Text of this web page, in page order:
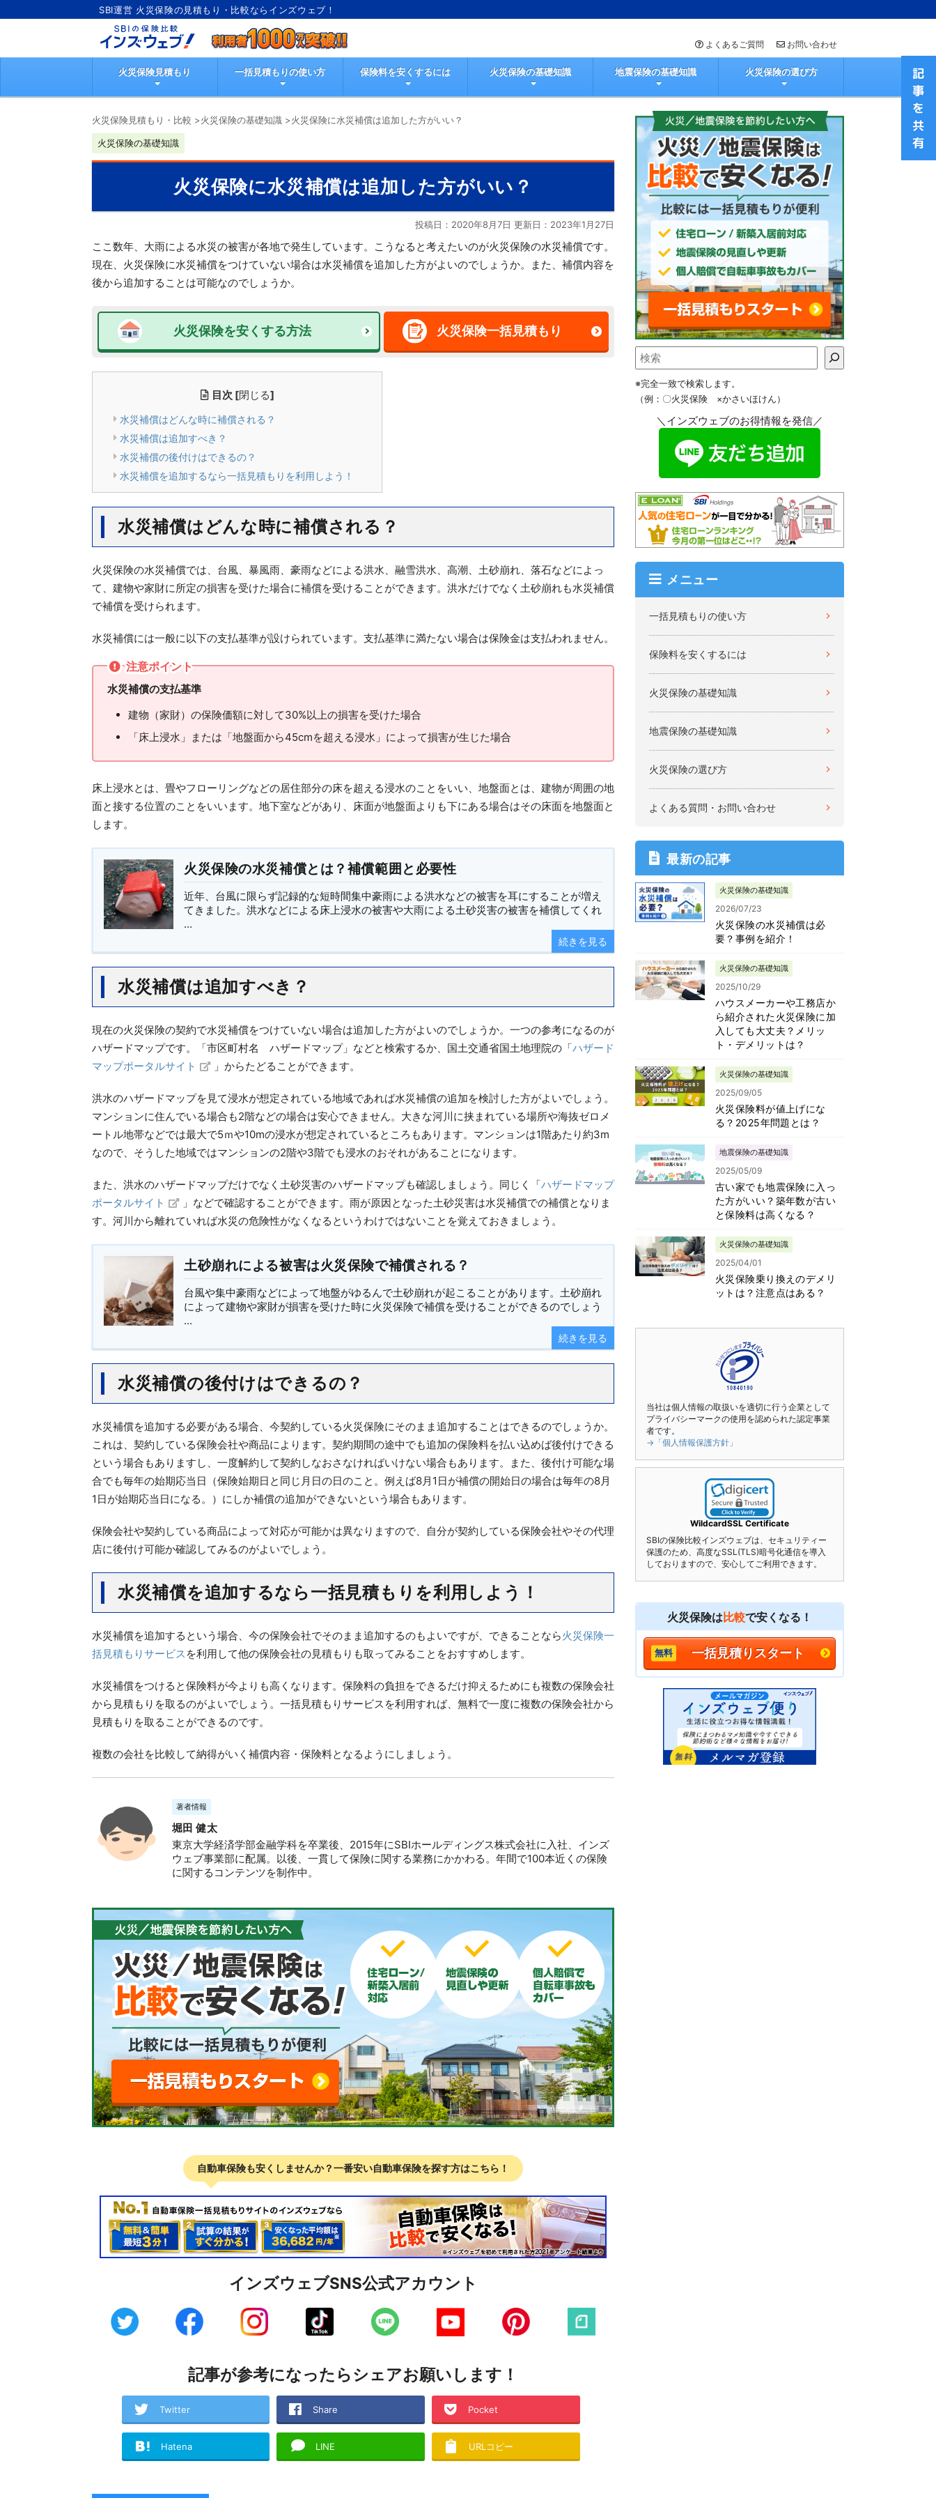
SBI運営 火災保険の見積もり・比較ならインズウェブ！
よくあるご質問 お問い合わせ
火災保険見積もり 一括見積もりの使い方 保険料を安くするには 火災保険の基礎知識 地震保険の基礎知識 火災保険の選び方
火災保険見積もり・比較 >火災保険の基礎知識 >火災保険に水災補償は追加した方がいい？
火災保険の基礎知識
火災保険に水災補償は追加した方がいい？
投稿日：2020年8月7日 更新日： 2023年1月27日
ここ数年、大雨による水災の被害が各地で発生しています。こうなると考えたいのが火災保険の水災補償です。
現在、火災保険に水災補償をつけていない場合は水災補償を追加した方がよいのでしょうか。また、補償内容を
後から追加することは可能なのでしょうか。
火災保険を安くする方法 火災保険一括見積もり
目次 [閉じる]
水災補償はどんな時に補償される？
水災補償は追加すべき？
水災補償の後付けはできるの？
水災補償を追加するなら一括見積もりを利用しよう！
水災補償はどんな時に補償される？
火災保険の水災補償では、台風、暴風雨、豪雨などによる洪水、融雪洪水、高潮、土砂崩れ、落石などによっ
て、建物や家財に所定の損害を受けた場合に補償を受けることができます。洪水だけでなく土砂崩れも水災補償
で補償を受けられます。
水災補償には一般に以下の支払基準が設けられています。支払基準に満たない場合は保険金は支払われません。
注意ポイント
水災補償の支払基準
建物（家財）の保険価額に対して30%以上の損害を受けた場合
「床上浸水」または「地盤面から45cmを超える浸水」によって損害が生じた場合
床上浸水とは、畳やフローリングなどの居住部分の床を超える浸水のことをいい、地盤面とは、建物が周囲の地
面と接する位置のことをいいます。地下室などがあり、床面が地盤面よりも下にある場合はその床面を地盤面と
します。
火災保険の水災補償とは？補償範囲と必要性
近年、台風に限らず記録的な短時間集中豪雨による洪水などの被害を耳にすることが増え
てきました。洪水などによる床上浸水の被害や大雨による土砂災害の被害を補償してくれ
...
続きを見る
水災補償は追加すべき？
現在の火災保険の契約で水災補償をつけていない場合は追加した方がよいのでしょうか。一つの参考になるのが
ハザードマップです。「市区町村名 ハザードマップ」などと検索するか、国土交通省国土地理院の「ハザード
マップポータルサイト
」からたどることができます。
洪水のハザードマップを見て浸水が想定されている地域であれば水災補償の追加を検討した方がよいでしょう。
マンションに住んでいる場合も2階などの場合は安心できません。大きな河川に挟まれている場所や海抜ゼロメ
ートル地帯などでは最大で5ｍや10mの浸水が想定されているところもあります。マンションは1階あたり約3m
なので、そうした地域ではマンションの2階や3階でも浸水のおそれがあることになります。
また、洪水のハザードマップだけでなく土砂災害のハザードマップも確認しましょう。同じく「ハザードマップ
ポータルサイト
」などで確認することができます。雨が原因となった土砂災害は水災補償での補償となりま
す。河川から離れていれば水災の危険性がなくなるというわけではないことを覚えておきましょう。
土砂崩れによる被害は火災保険で補償される？
台風や集中豪雨などによって地盤がゆるんで土砂崩れが起こることがあります。土砂崩れ
によって建物や家財が損害を受けた時に火災保険で補償を受けることができるのでしょう
...
続きを見る
水災補償の後付けはできるの？
水災補償を追加する必要がある場合、今契約している火災保険にそのまま追加することはできるのでしょうか。
これは、契約している保険会社や商品によります。契約期間の途中でも追加の保険料を払い込めば後付けできる
という場合もありますし、一度解約して契約しなおさなければいけない場合もあります。また、後付け可能な場
合でも毎年の始期応当日（保険始期日と同じ月日の日のこと。例えば8月1日が補償の開始日の場合は毎年の8月
1日が始期応当日になる。）にしか補償の追加ができないという場合もあります。
保険会社や契約している商品によって対応が可能かは異なりますので、自分が契約している保険会社やその代理
店に後付け可能か確認してみるのがよいでしょう。
水災補償を追加するなら一括見積もりを利用しよう！
水災補償を追加するという場合、今の保険会社でそのまま追加するのもよいですが、できることなら火災保険一
括見積もりサービス を利用して他の保険会社の見積もりも取ってみることをおすすめします。
水災補償をつけると保険料が今よりも高くなります。保険料の負担をできるだけ抑えるためにも複数の保険会社
から見積もりを取るのがよいでしょう。一括見積もりサービスを利用すれば、無料で一度に複数の保険会社から
見積もりを取ることができるのです。
複数の会社を比較して納得がいく補償内容・保険料となるようにしましょう。
著者情報
堀田 健太
東京大学経済学部金融学科を卒業後、2015年にSBIホールディングス株式会社に入社、インズ
ウェブ事業部に配属。以後、一貫して保険に関する業務にかかわる。年間で100本近くの保険
に関するコンテンツを制作中。
自動車保険も安くしませんか？一番安い自動車保険を探す方はこちら！
インズウェブSNS公式アカウント
記事が参考になったらシェアお願いします！
Twitter Share Pocket
Hatena LINE URLコピー
※完全一致で検索します。
（例：〇火災保険 ×かさいほけん）
＼インズウェブのお得情報を発信／
メニュー
一括見積もりの使い方
保険料を安くするには
火災保険の基礎知識
地震保険の基礎知識
火災保険の選び方
よくある質問・お問い合わせ
最新の記事
火災保険の基礎知識
2026/07/23
火災保険の水災補償は必
要？事例を紹介！
火災保険の基礎知識
2025/10/29
ハウスメーカーや工務店か
ら紹介された火災保険に加
入しても大丈夫？メリッ
ト・デメリットは？
火災保険の基礎知識
2025/09/05
火災保険料が値上げにな
る？2025年問題とは？
地震保険の基礎知識
2025/05/09
古い家でも地震保険に入っ
た方がいい？築年数が古い
と保険料は高くなる？
火災保険の基礎知識
2025/04/01
火災保険乗り換えのデメリ
ットは？注意点はある？
当社は個人情報の取扱いを適切に行う企業として
プライバシーマークの使用を認められた認定事業
者です。
→「個人情報保護方針」
WildcardSSL Certificate
SBIの保険比較インズウェブは、セキュリティー
保護のため、高度なSSL(TLS)暗号化通信を導入
しておりますので、安心してご利用できます。
火災保険は比較で安くなる！
一括見積りスタート